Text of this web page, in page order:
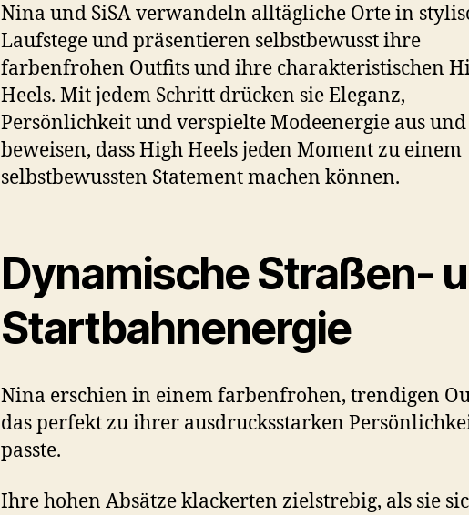
Nina und SiSA verwandeln alltägliche Orte in
Laufstege und präsentieren selbstbewusst ihre
farbenfrohen Outfits und ihre charakteristischen
Heels. Mit jedem Schritt drücken sie Eleganz,
Persönlichkeit und verspielte Modeenergie aus und
beweisen, dass High Heels jeden Moment zu einem
selbstbewussten Statement machen können.
Dynamische Straßen-
Startbahnenergie
Nina erschien in einem farbenfrohen, trendigen
das perfekt zu ihrer ausdrucksstarken
passte.
Ihre hohen Absätze klackerten zielstrebig, als sie